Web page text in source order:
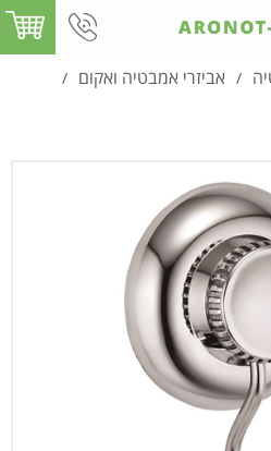
/ אביזרי אמבטיה ואקום /